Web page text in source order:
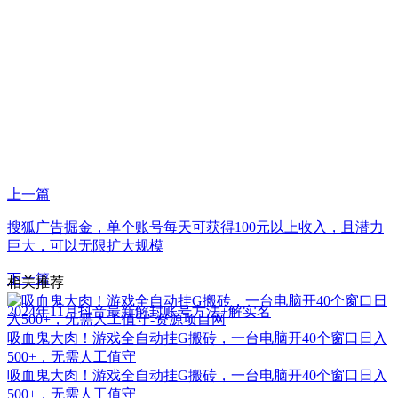
上一篇
搜狐广告掘金，单个账号每天可获得100元以上收入，且潜力
巨大，可以无限扩大规模
下一篇
2024年11月抖音最新解封账号方法+解实名
相关推荐
吸血鬼大肉！游戏全自动挂G搬砖，一台电脑开40个窗口日入
500+，无需人工值守
吸血鬼大肉！游戏全自动挂G搬砖，一台电脑开40个窗口日入
500+，无需人工值守